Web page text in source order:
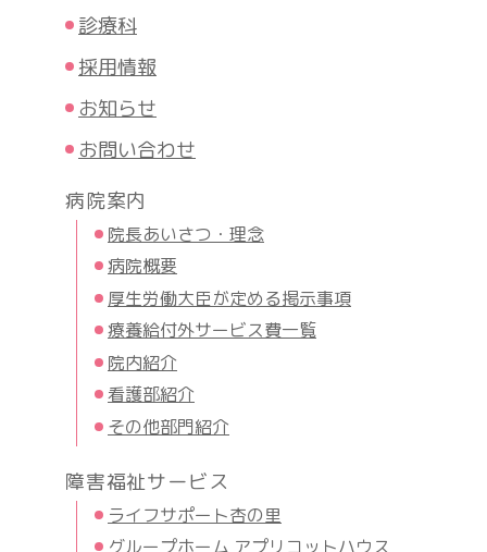
診療科
採用情報
お知らせ
お問い合わせ
病院案内
院長あいさつ・理念
病院概要
厚生労働大臣が定める掲示事項
療養給付外サービス費一覧
院内紹介
看護部紹介
その他部門紹介
障害福祉サービス
ライフサポート杏の里
グループホーム アプリコットハウス